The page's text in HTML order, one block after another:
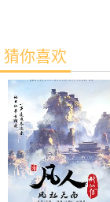
猜你喜欢